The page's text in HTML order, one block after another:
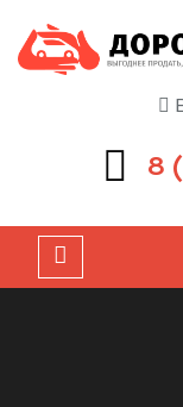
8